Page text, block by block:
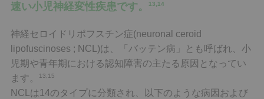
速い小児神経変性疾患です。
13,14
神経セロイドリポフスチン症(neuronal ceroid
lipofuscinoses ; NCL)は、「バッテン病」とも呼ばれ、小
児期や青年期における認知障害の主たる原因となってい
ます。
13,15
NCLは14のタイプに分類され、以下のような病因および